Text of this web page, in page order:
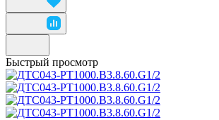
Быстрый просмотр